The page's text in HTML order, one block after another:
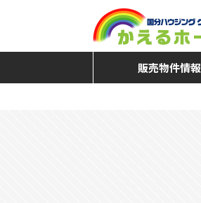
販売物件情報